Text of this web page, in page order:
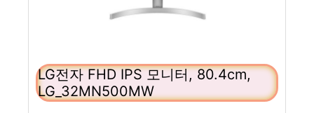
LG전자 FHD IPS 모니터, 80.4cm,
LG_32MN500MW